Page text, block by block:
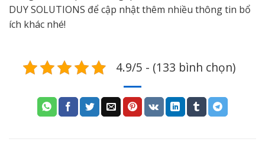
DUY SOLUTIONS để cập nhật thêm nhiều thông tin bổ
ích khác nhé!
4.9/5 - (133 bình chọn)